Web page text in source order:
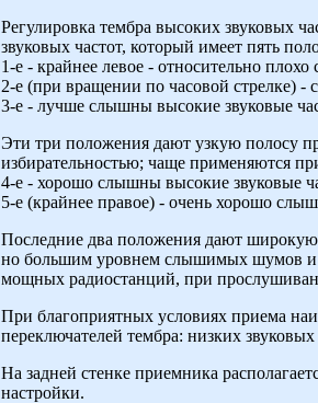
Регулировка тембра высоких звуковых
звуковых частот, который имеет пять
1-е - крайнее левое - относительно
2-е (при вращении по часовой стрелке)
3-е - лучше слышны высокие звуковые
Эти три положения дают узкую полосу
избирательностью; чаще применяются
4-е - хорошо слышны высокие звуковые
5-е (крайнее правое) - очень хорошо
Последние два положения дают широкую
но большим уровнем слышимых шумов и
мощных радиостанций, при
При благоприятных условиях приема
переключателей тембра: низких
На задней стенке приемника
настройки.